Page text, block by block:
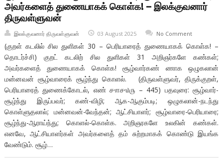
அவர்களைத் துணையாகக் கொள்க! – இலக்குவனார்
திருவள்ளுவன்
இலக்குவனார் திருவள்ளுவன் 03 August 2025 No Comment
(குறள் கடலில் சில துளிகள் 30 – பெரியாரைத் துணையாகக் கொள்க! –
தொடர்ச்சி) குறட் கடலிற் சில துளிகள் 31 அறிஞர்களே கண்கள்;
அவர்களைத் துணையாகக் கொள்க! சூழ்வார்கண் ணாக ஒழுகலான்
மன்னவன் சூழ்வாரைக் சூழ்ந்து கொளல். (திருவள்ளுவர், திருக்குறள்,
பெரியாரைத் துணைக்கோடல், எண் ௪௱௪௰௫ – 445) பதவுரை: சூழ்வார்-
சூழ்ந்து இருப்பவர்; கண்-விழி; ஆக-ஆகும்படி; ஒழுகலான்-நடந்து
கொள்ளுதலால்; மன்னவன்-வேந்தன்; ஆட்சியாளர்; சூழ்வாரை-பெரியாரை;
சூழ்ந்து-ஆராய்ந்து; கொளல்-கொள்க. அறிஞரகளே உலகின் கண்கள்.
எனவே, ஆட்சியாளர்கள் அவர்களைத் தம் சுற்றமாகக் கொண்டு இயங்க
வேண்டும். சூழ்…